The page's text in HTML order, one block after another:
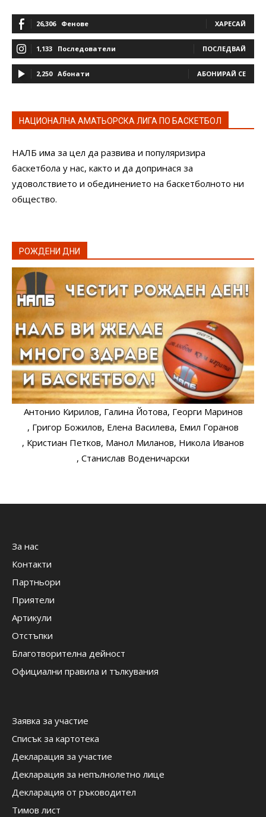
26,306 Фенове ХАРЕСАЙ
1,133 Последователи ПОСЛЕДВАЙ
2,250 Абонати АБОНИРАЙ СЕ
НАЦИОНАЛНА АМАТЬОРСКА ЛИГА ПО БАСКЕТБОЛ
НАЛБ има за цел да развива и популяризира
баскетбола у нас, както и да допринася за
удоволствието и обединението на баскетболното ни
общество.
РОЖДЕНИ ДНИ
Антонио Кирилов, Галина Йотова, Георги Маринов
, Григор Божилов, Елена Василева, Емил Горанов
, Кристиан Петков, Манол Миланов, Никола Иванов
, Станислав Воденичарски
За нас
Контакти
Партньори
Приятели
Артикули
Отстъпки
Благотворителна дейност
Официални правила и тълкувания
Заявка за участие
Списък за картотека
Декларация за участие
Декларация за непълнолетно лице
Декларация от ръководител
Тимов лист